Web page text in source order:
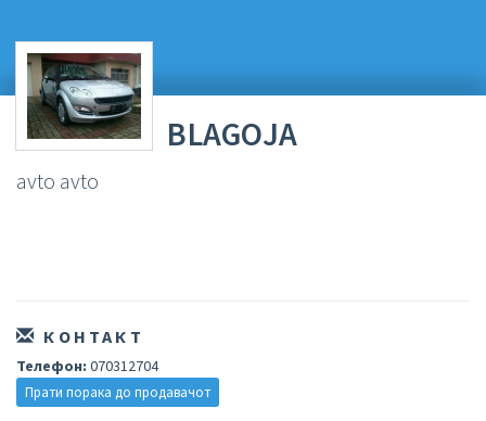
BLAGOJA
avto avto
КОНТАКТ
Телефон: 070312704
Прати порака до продавачот